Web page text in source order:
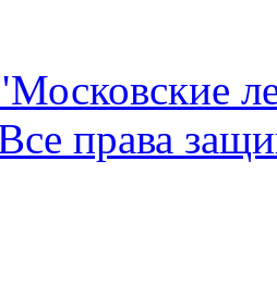
права